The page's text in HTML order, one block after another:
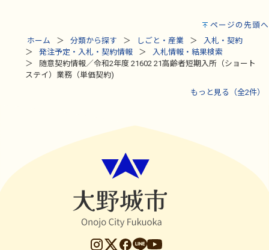
ページの先頭へ
ホーム
分類から探す しごと・産業
入札・契約
発注予定・入札・契約情報
入札情報・結果検索
随意契約情報／令和2年度 21602 21高齢者短期入所（ショート
ステイ）業務（単価契約)
もっと見る（全2件）